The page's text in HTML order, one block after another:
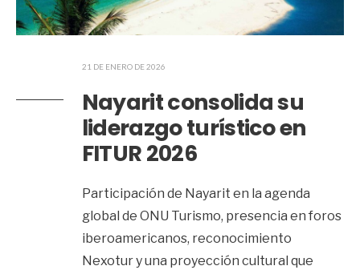
21 DE ENERO DE 2026
Nayarit consolida su
liderazgo turístico en
FITUR 2026
Participación de Nayarit en la agenda
global de ONU Turismo, presencia en foros
iberoamericanos, reconocimiento
Nexotur y una proyección cultural que